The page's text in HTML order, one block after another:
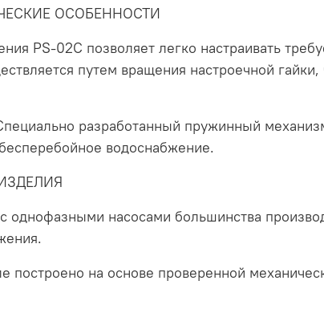
ОСОБЕННОСТИ
PS-02C позволяет легко настраивать
путем вращения настроечной
разработанный пружинный
водоснабжение.
однофазными насосами большинства
построено на основе проверенной